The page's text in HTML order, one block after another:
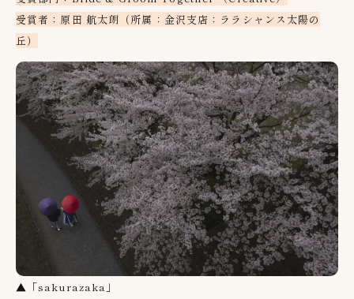
受賞者：原田 航太朗（所属：金沢支店：ララシャンス太陽の
丘）
▲「sakurazaka」